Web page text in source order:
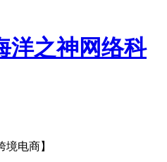
境电商】